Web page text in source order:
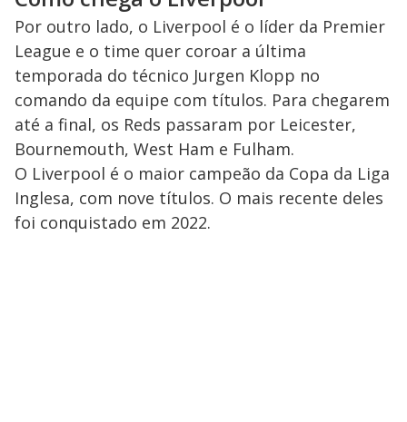
Por outro lado, o Liverpool é o líder da Premier
League e o time quer coroar a última
temporada do técnico Jurgen Klopp no
comando da equipe com títulos. Para chegarem
até a final, os Reds passaram por Leicester,
Bournemouth, West Ham e Fulham.
O Liverpool é o maior campeão da Copa da Liga
Inglesa, com nove títulos. O mais recente deles
foi conquistado em 2022.